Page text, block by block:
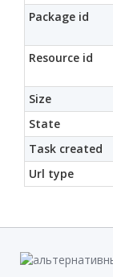
Package id
Resource id
Size
State
Task created
Url type